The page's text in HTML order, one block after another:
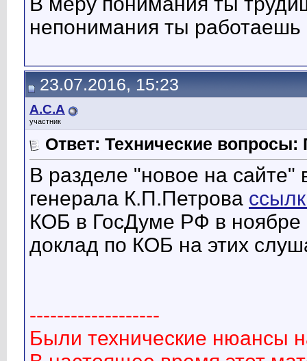
непонимания ты работаешь
23.07.2016, 15:23
А.С.А
участник
Ответ: Технические
В разделе "новое на
генерала К.П.Петрова
КОБ в ГосДуме РФ в ноябре
доклад по КОБ на этих
-------------------
Были технические нюансы